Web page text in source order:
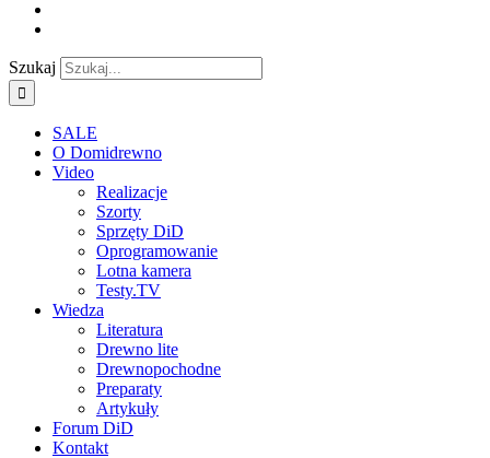
Szukaj
SALE
O Domidrewno
Video
Realizacje
Szorty
Sprzęty DiD
Oprogramowanie
Lotna kamera
Testy.TV
Wiedza
Literatura
Drewno lite
Drewnopochodne
Preparaty
Artykuły
Forum DiD
Kontakt